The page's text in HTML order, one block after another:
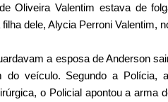
Oliveira Valentim estava de
dele, Alycia Perroni Valentim,
a esposa de Anderson
do veículo. Segundo a
o Policial apontou a arma